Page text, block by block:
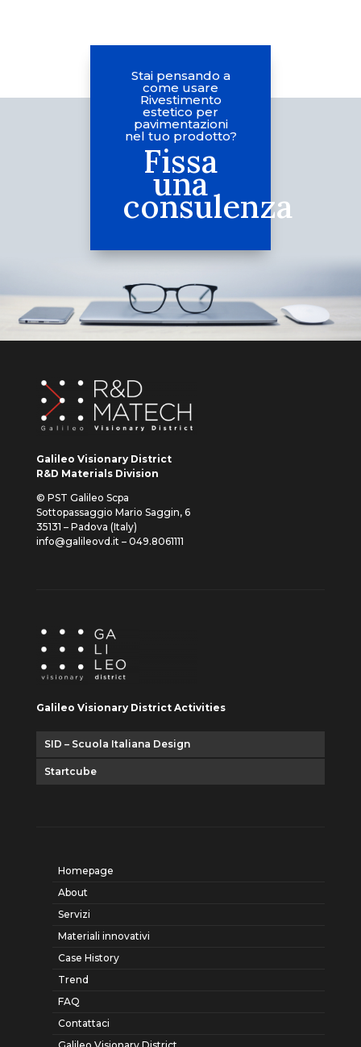
Stai pensando a
come usare
Rivestimento
estetico per
pavimentazioni
nel tuo prodotto?
Fissa
una
consulenza
Galileo Visionary District
R&D Materials Division
© PST Galileo Scpa
Sottopassaggio Mario Saggin, 6
35131 – Padova (Italy)
info@galileovd.it – 049.8061111
Galileo Visionary District Activities
SID – Scuola Italiana Design
Startcube
Homepage
About
Servizi
Materiali innovativi
Case History
Trend
FAQ
Contattaci